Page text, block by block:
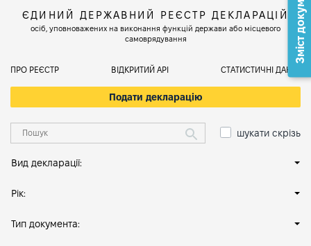
ЄДИНИЙ ДЕРЖАВНИЙ РЕЄСТР ДЕКЛАРАЦІЙ
осіб, уповноважених на виконання функцій держави або місцевого
самоврядування
ПРО РЕЄСТР ВІДКРИТИЙ АРІ СТАТИСТИЧНІ ДАНІ
Подати декларацію
шукати скрізь
Вид декларації:
Рік:
Тип документа:
Зміст документа